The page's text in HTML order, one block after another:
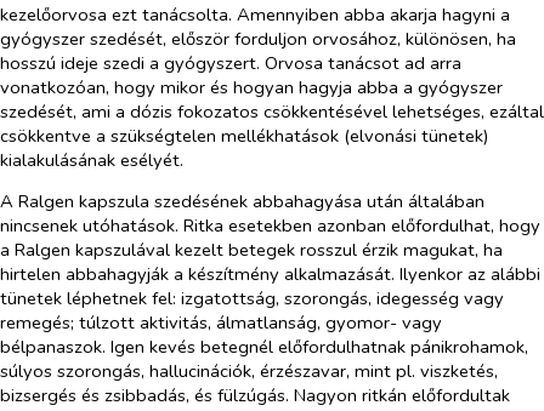
kezelőorvosa ezt tanácsolta. Amennyiben abba akarja hagyni a
gyógyszer szedését, először forduljon orvosához, különösen, ha
hosszú ideje szedi a gyógyszert. Orvosa tanácsot ad arra
vonatkozóan, hogy mikor és hogyan hagyja abba a gyógyszer
szedését, ami a dózis fokozatos csökkentésével lehetséges, ezáltal
csökkentve a szükségtelen mellékhatások (elvonási tünetek)
kialakulásának esélyét.
A Ralgen kapszula szedésének abbahagyása után általában
nincsenek utóhatások. Ritka esetekben azonban előfordulhat, hogy
a Ralgen kapszulával kezelt betegek rosszul érzik magukat, ha
hirtelen abbahagyják a készítmény alkalmazását. Ilyenkor az alábbi
tünetek léphetnek fel: izgatottság, szorongás, idegesség vagy
remegés; túlzott aktivitás, álmatlanság, gyomor- vagy
bélpanaszok. Igen kevés betegnél előfordulhatnak pánikrohamok,
súlyos szorongás, hallucinációk, érzészavar, mint pl. viszketés,
bizsergés és zsibbadás, és fülzúgás. Nagyon ritkán előfordultak